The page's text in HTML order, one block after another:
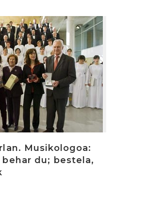
Musikologoa:
behar du; bestela,